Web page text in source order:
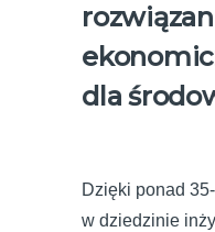
dla
Dzięki ponad
w dziedzinie